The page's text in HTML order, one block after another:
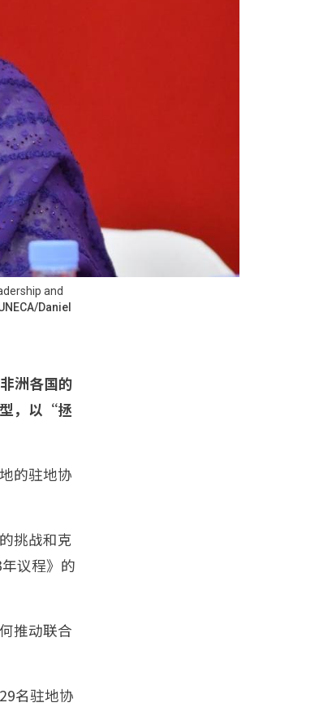
and
Daniel
洲各国的
，以“拯
的驻地协
挑战和克
议程》的
推动联合
名驻地协